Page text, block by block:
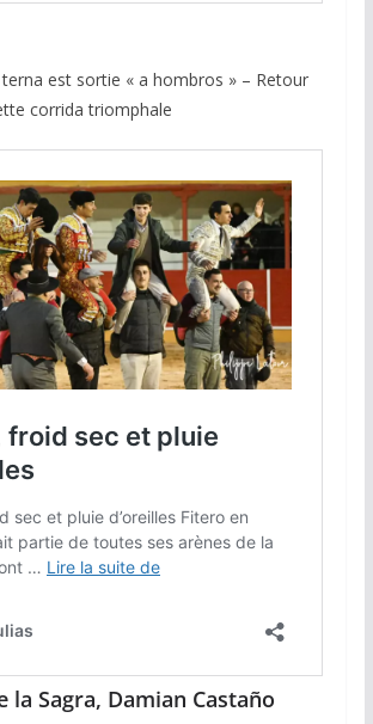
est sortie « a hombros » – Retour
corrida triomphale
la Sagra, Damian Castaño